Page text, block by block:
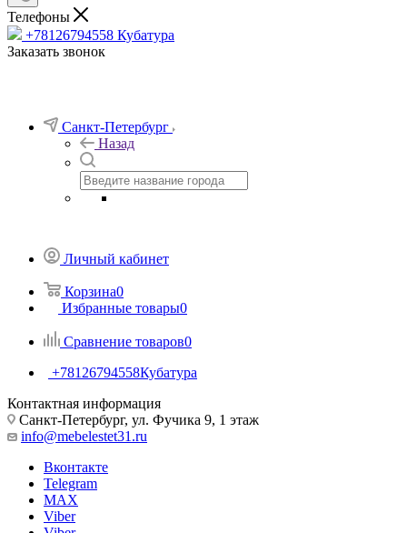
Телефоны
+78126794558 Кубатура
Заказать звонок
Санкт-Петербург
Назад
Личный кабинет
Корзина0
Избранные товары0
Сравнение товаров0
+78126794558Кубатура
Контактная информация
Санкт-Петербург, ул. Фучика 9, 1 этаж
info@mebelestet31.ru
Вконтакте
Telegram
MAX
Viber